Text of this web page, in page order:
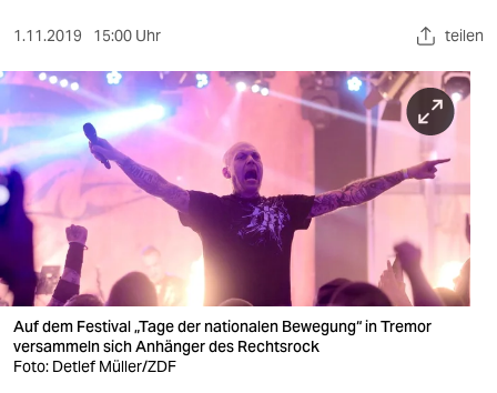
sport
berlin
nord
wahrheit
verlag
verlag
1.11.2019 15:00 Uhr teilen
Auf dem Festival „Tage der nationalen Bewegung“ in Tremor
versammeln sich Anhänger des Rechtsrock
Foto: Detlef Müller/ZDF